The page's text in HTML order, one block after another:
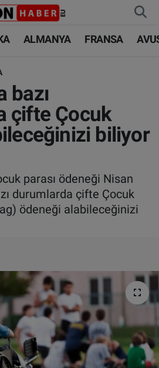
ALMANYA FRANSA
bazı
çifte Çocuk
biliyor
parası ödeneği Nisan
durumlarda çifte Çocuk
ödeneği alabileceğinizi
ve Fikstür